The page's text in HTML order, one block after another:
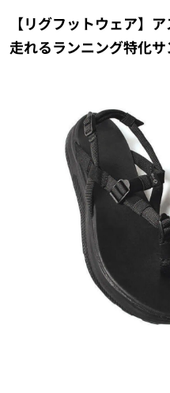
【リグフットウェア】
走れるランニング特化